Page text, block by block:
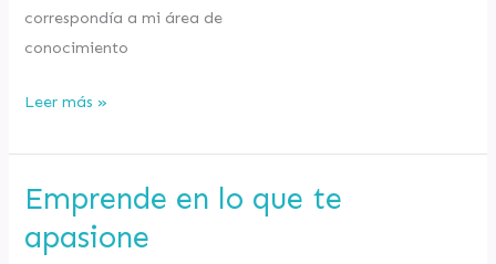
correspondía a mi área de
conocimiento
Leer más »
Emprende en lo que te
apasione
Emprende
lo